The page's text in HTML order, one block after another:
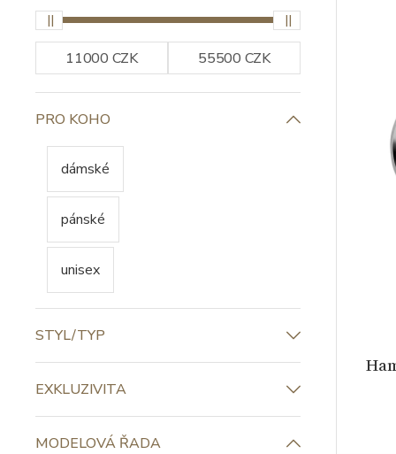
PRO KOHO
dámské
pánské
unisex
STYL/TYP
EXKLUZIVITA
MODELOVÁ ŘADA